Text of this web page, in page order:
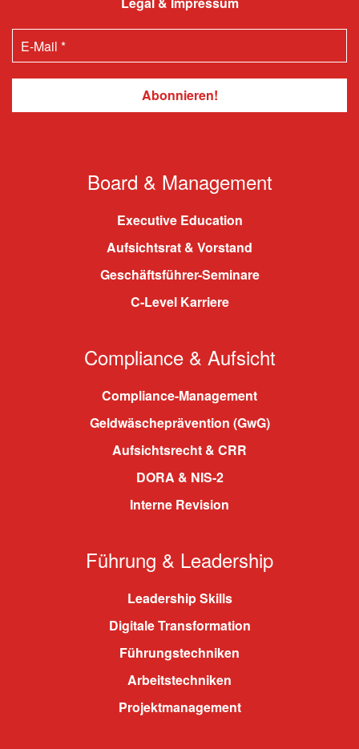
Board & Management
Executive Education
Aufsichtsrat & Vorstand
Geschäftsführer-Seminare
C-Level Karriere
Compliance & Aufsicht
Compliance-Management
Geldwäscheprävention (GwG)
Aufsichtsrecht & CRR
DORA & NIS-2
Interne Revision
Führung & Leadership
Leadership Skills
Digitale Transformation
Führungstechniken
Arbeitstechniken
Projektmanagement